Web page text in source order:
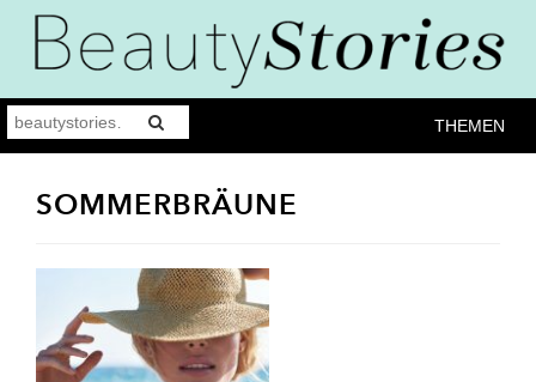
THEMEN
SOMMERBRÄUNE